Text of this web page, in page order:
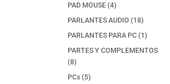
PAD MOUSE 44
productos
PARLANTES AUDIO 1818
productos
PARLANTES PARA PC 11
producto
PARTES Y COMPLEMENTOS
88
productos
PCs 55